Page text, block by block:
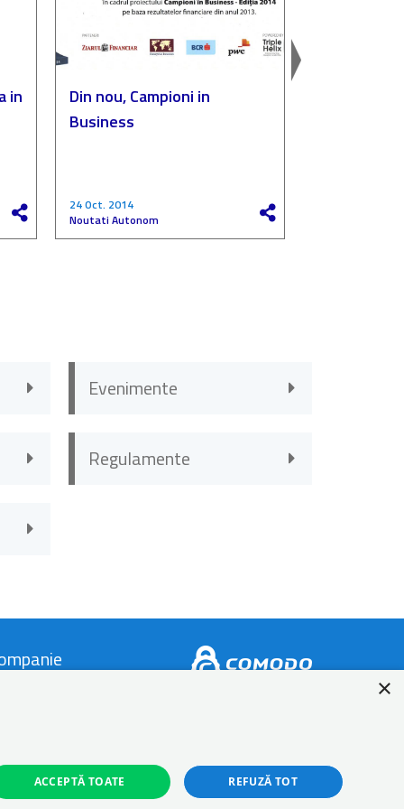
in
Din nou, Campioni in
Business
24 Oct. 2014
Noutati Autonom
Evenimente
Regulamente
×
ACCEPTĂ TOATE REFUZĂ TOT